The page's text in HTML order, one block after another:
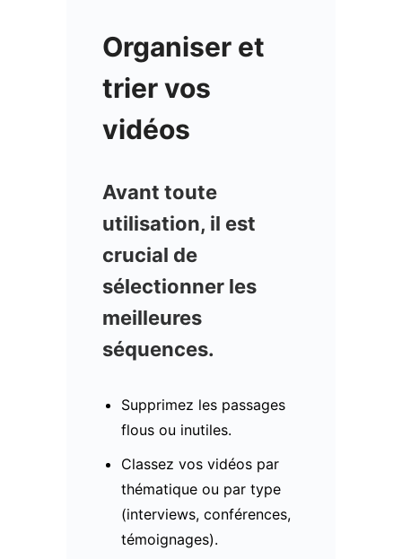
Organiser et
trier vos
vidéos
Avant toute
utilisation, il est
crucial de
sélectionner les
meilleures
séquences.
Supprimez les passages
flous ou inutiles.
Classez vos vidéos par
thématique ou par type
(interviews, conférences,
témoignages).